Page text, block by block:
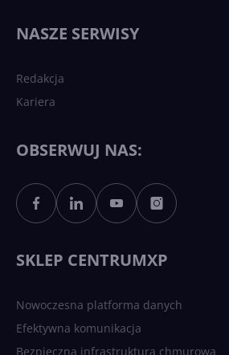
Sztuczna
polsku.
NASZE SERWISY
Redakcja
Kariera
OBSERWUJ NAS:
SKLEP CENTRUMXP
Nowoczesna platforma danych
Efektywna komunikacja
Bezpieczna infrastruktura chmurowa